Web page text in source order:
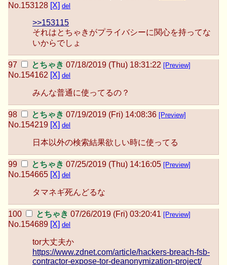
No.153128 [X] del
>>153115
それはとちゃきがプライバシーに関心を持ってな
いからでしょ
とちゃき 07/18/2019 (Thu) 18:31:22 [Preview]
No.154162 [X] del
みんな普通に使ってるの？
とちゃき 07/19/2019 (Fri) 14:08:36 [Preview]
No.154219 [X] del
日本以外の検索結果欲しい時に使ってる
とちゃき 07/25/2019 (Thu) 14:16:05 [Preview]
No.154665 [X] del
タマネギ死んどるな
とちゃき 07/26/2019 (Fri) 03:20:41 [Preview]
No.154689 [X] del
tor大丈夫か
https://www.zdnet.com/article/hackers-breach-fsb-
contractor-expose-tor-deanonymization-project/